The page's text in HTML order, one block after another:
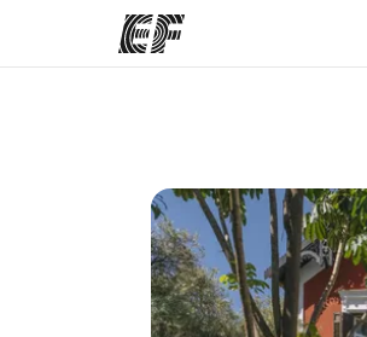
Encontre uma loja